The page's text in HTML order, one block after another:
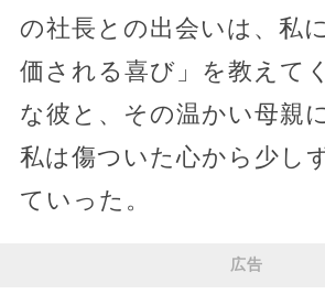
の社長との出会いは、私
価される喜び」を教えて
な彼と、その温かい母親
私は傷ついた心から少し
ていった。
広告